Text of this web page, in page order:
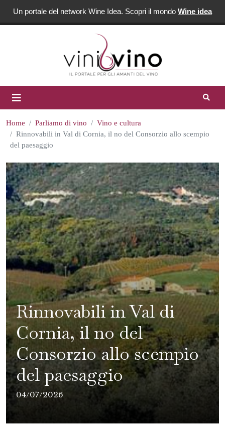
Un portale del network Wine Idea. Scopri il mondo Wine idea
Home Parliamo di vino
Vino e cultura
Rinnovabili in Val di Cornia, il no del Consorzio allo scempio
del paesaggio
Rinnovabili in Val di
Cornia, il no del
Consorzio allo scempio
del paesaggio
04/07/2026